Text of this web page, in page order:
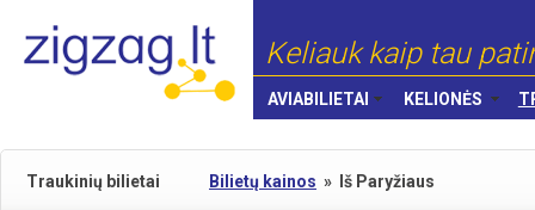
Keliauk kaip tau
AVIABILIETAI KELIONĖS
Traukinių bilietai Bilietų kainos » Iš Paryžiaus